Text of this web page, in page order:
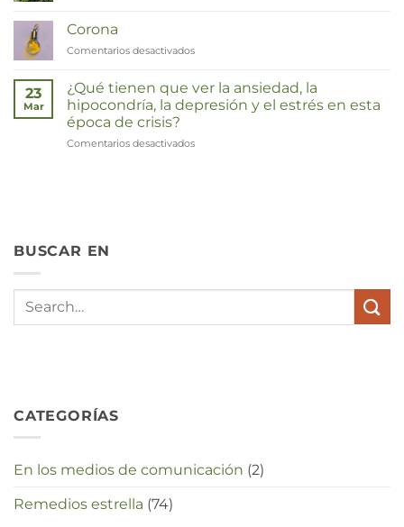
Corona
Comentarios desactivados
23
Mar
¿Qué tienen que ver la ansiedad, la
hipocondría, la depresión y el estrés en esta
época de crisis?
Comentarios desactivados
in
BUSCAR EN
CATEGORÍAS
En los medios de comunicación (2)
Remedios estrella (74)